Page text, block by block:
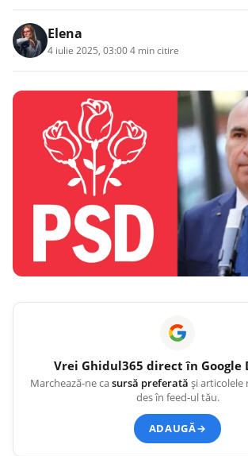
Elena
4 iulie 2025, 03:004 min citire
Vrei Ghidul365 direct în Google
Marchează-ne casursă preferată și articolele
des în feed-ul tău.
ADAUGĂ→